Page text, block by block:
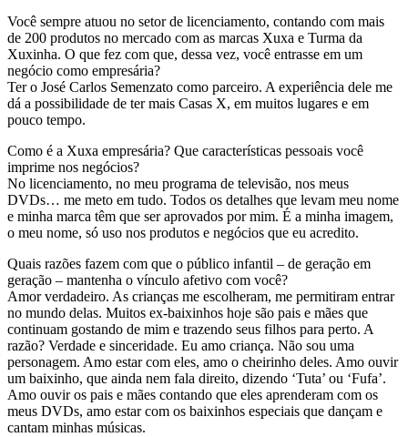
Você sempre atuou no setor de licenciamento, contando com mais
de 200 produtos no mercado com as marcas Xuxa e Turma da
Xuxinha. O que fez com que, dessa vez, você entrasse em um
negócio como empresária?
Ter o José Carlos Semenzato como parceiro. A experiência dele me
dá a possibilidade de ter mais Casas X, em muitos lugares e em
pouco tempo.
Como é a Xuxa empresária? Que características pessoais você
imprime nos negócios?
No licenciamento, no meu programa de televisão, nos meus
DVDs… me meto em tudo. Todos os detalhes que levam meu nome
e minha marca têm que ser aprovados por mim. É a minha imagem,
o meu nome, só uso nos produtos e negócios que eu acredito.
Quais razões fazem com que o público infantil – de geração em
geração – mantenha o vínculo afetivo com você?
Amor verdadeiro. As crianças me escolheram, me permitiram entrar
no mundo delas. Muitos ex-baixinhos hoje são pais e mães que
continuam gostando de mim e trazendo seus filhos para perto. A
razão? Verdade e sinceridade. Eu amo criança. Não sou uma
personagem. Amo estar com eles, amo o cheirinho deles. Amo ouvir
um baixinho, que ainda nem fala direito, dizendo ‘Tuta’ ou ‘Fufa’.
Amo ouvir os pais e mães contando que eles aprenderam com os
meus DVDs, amo estar com os baixinhos especiais que dançam e
cantam minhas músicas.